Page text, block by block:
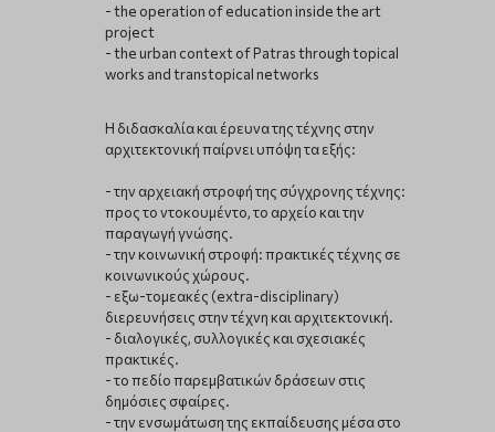
- the operation of education inside the art
project
- the urban context of Patras through topical
works and transtopical networks
Η διδασκαλία και έρευνα της τέχνης στην
αρχιτεκτονική παίρνει υπόψη τα εξής:
- την αρχειακή στροφή της σύγχρονης τέχνης:
προς το ντοκουμέντο, το αρχείο και την
παραγωγή γνώσης.
- την κοινωνική στροφή: πρακτικές τέχνης σε
κοινωνικούς χώρους.
- εξω-τομεακές (extra-disciplinary)
διερευνήσεις στην τέχνη και αρχιτεκτονική.
- διαλογικές, συλλογικές και σχεσιακές
πρακτικές.
- το πεδίο παρεμβατικών δράσεων στις
δημόσιες σφαίρες.
- την ενσωμάτωση της εκπαίδευσης μέσα στο